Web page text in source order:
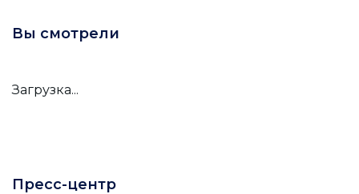
Вы смотрели
Загрузка...
Пресс-центр